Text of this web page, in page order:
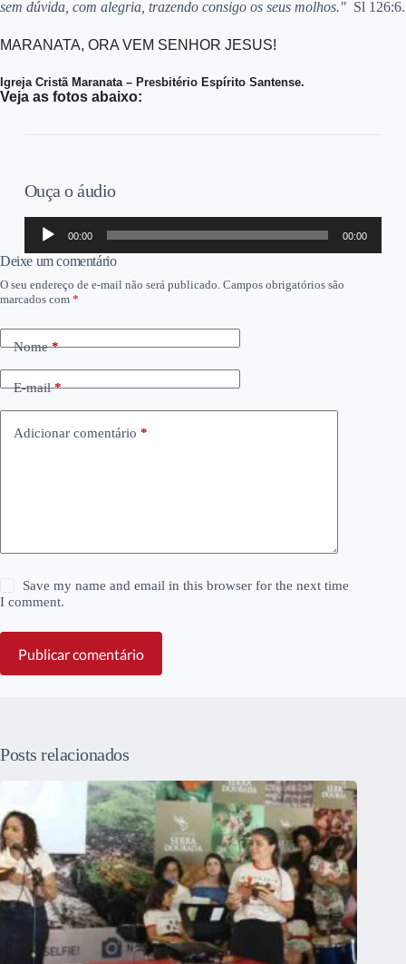
sem dúvida, com alegria, trazendo consigo os seus molhos." Sl 126:6.
MARANATA, ORA VEM SENHOR JESUS!
Igreja Cristã Maranata – Presbitério Espírito Santense.
Veja as fotos abaixo:
Ouça o áudio
Tocador
áudio
00:00 00:00
Deixe um comentário
O seu endereço de e-mail não será publicado. Campos obrigatórios são
marcados com *
Nome*
E-mail*
Adicionar comentário *
Save my name and email in this browser for the next time
I comment.
Publicar comentário
Posts relacionados